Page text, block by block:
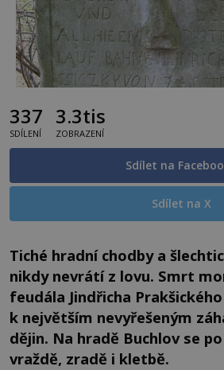
337
SDÍLENÍ
3.3tis
ZOBRAZENÍ
Sdílet na
Sdílet na X
Tiché hradní chodby a
nikdy nevrátí z lovu. Smrt
feudála Jindřicha
k největším nevyřešeným
dějin. Na hradě Buchlov se
vraždě, zradě i kletbě.